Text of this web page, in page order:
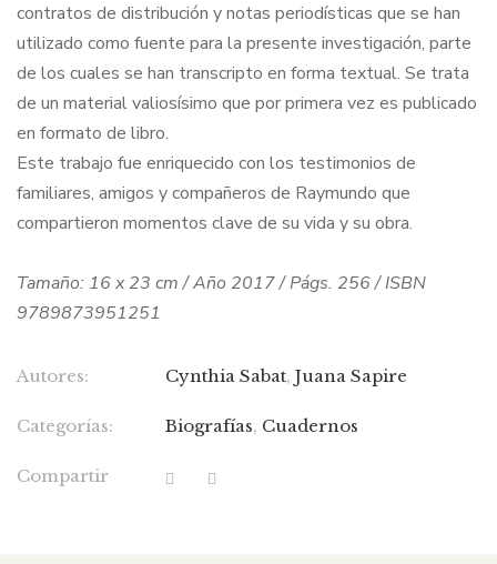
contratos de distribución y notas periodísticas que se han
utilizado como fuente para la presente investigación, parte
de los cuales se han transcripto en forma textual. Se trata
de un material valiosísimo que por primera vez es publicado
en formato de libro.
Este trabajo fue enriquecido con los testimonios de
familiares, amigos y compañeros de Raymundo que
compartieron momentos clave de su vida y su obra.
Tamaño: 16 x 23 cm / Año 2017 / Págs. 256 / ISBN
9789873951251
Autores: Cynthia Sabat, Juana Sapire
Categorías: Biografías, Cuadernos
Compartir